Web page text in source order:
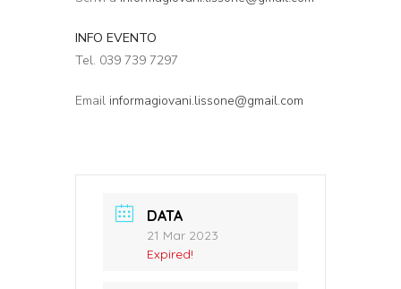
INFO EVENTO
Tel. 039 739 7297
Email informagiovani.lissone@gmail.com
DATA
21 Mar 2023
Expired!